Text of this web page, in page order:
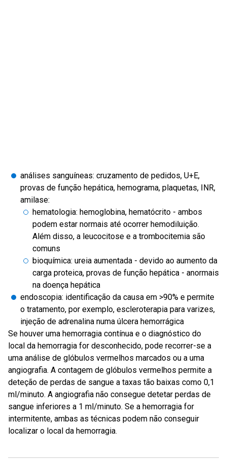
análises sanguíneas: cruzamento de pedidos, U+E,
provas de função hepática, hemograma, plaquetas, INR,
amilase:
hematologia: hemoglobina, hematócrito - ambos
podem estar normais até ocorrer hemodiluição.
Além disso, a leucocitose e a trombocitemia são
comuns
bioquímica: ureia aumentada - devido ao aumento da
carga proteica, provas de função hepática - anormais
na doença hepática
endoscopia: identificação da causa em >90% e permite
o tratamento, por exemplo, escleroterapia para varizes,
injeção de adrenalina numa úlcera hemorrágica
Se houver uma hemorragia contínua e o diagnóstico do
local da hemorragia for desconhecido, pode recorrer-se a
uma análise de glóbulos vermelhos marcados ou a uma
angiografia. A contagem de glóbulos vermelhos permite a
deteção de perdas de sangue a taxas tão baixas como 0,1
ml/minuto. A angiografia não consegue detetar perdas de
sangue inferiores a 1 ml/minuto. Se a hemorragia for
intermitente, ambas as técnicas podem não conseguir
localizar o local da hemorragia.